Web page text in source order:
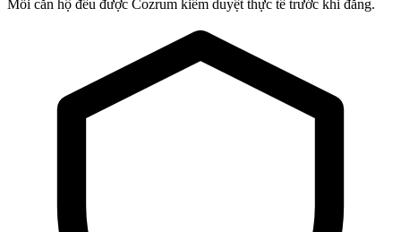
Mỗi căn hộ đều được Cozrum kiểm duyệt thực tế trước khi đăng.